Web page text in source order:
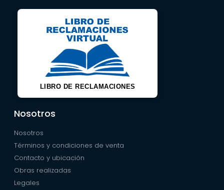
LIBRO DE RECLAMACIONES
Nosotros
Nosotros
Términos y condiciones de venta
Contacto y ubicación
Obras realizadas
Legales